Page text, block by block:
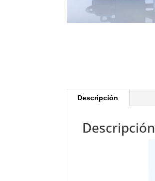
Descripción
Descripción